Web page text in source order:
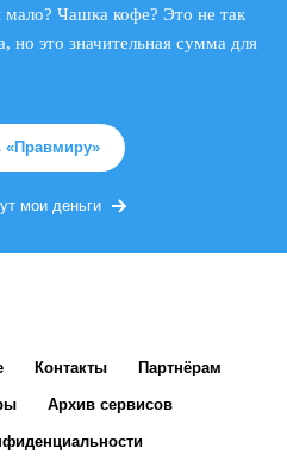
мало? Чашка кофе? Это не так
но это значительная сумма для
«Правмиру»
мои деньги
Контакты Партнёрам
Архив сервисов